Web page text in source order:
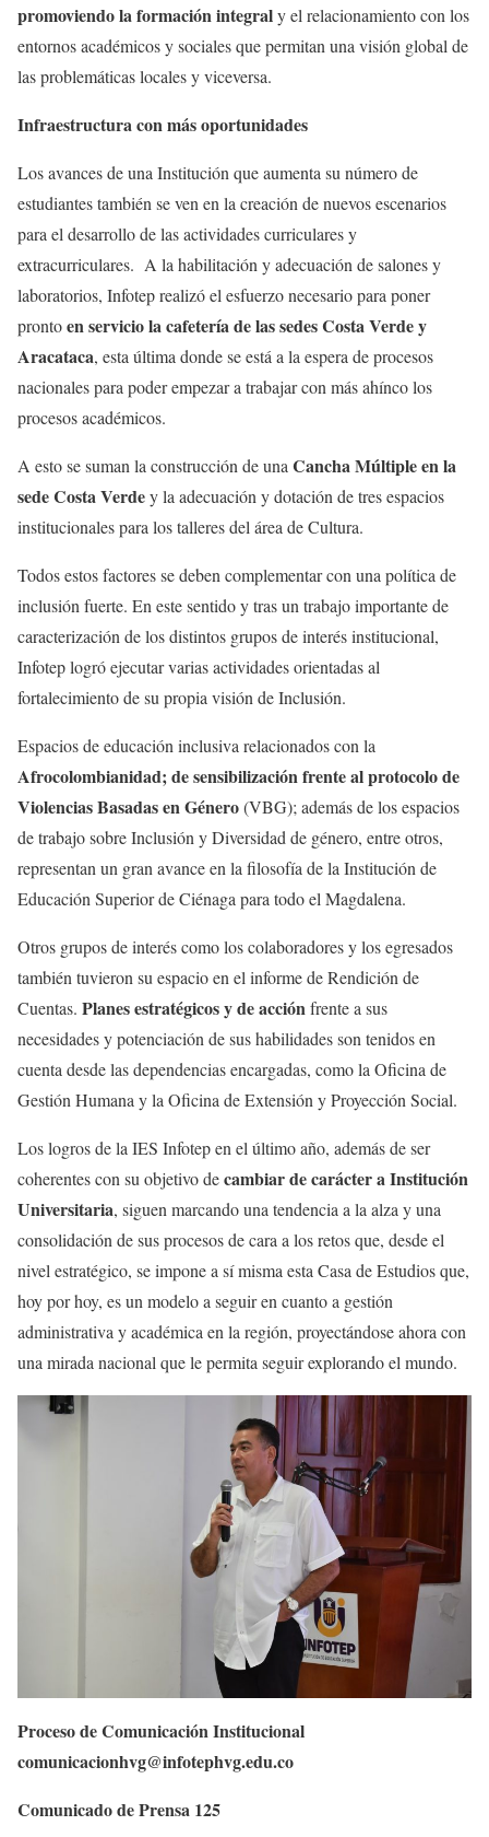
promoviendo la formación integraly el relacionamiento con los
entornos académicos y sociales que permitan una visión global de
las problemáticas locales y viceversa.
Infraestructura con más oportunidades
Los avances de una Institución que aumenta su número de
estudiantes también se ven en la creación de nuevos escenarios
para el desarrollo de las actividades curriculares y
extracurriculares. A la habilitación y adecuación de salones y
laboratorios, Infotep realizó el esfuerzo necesario para poner
prontoen servicio la cafetería de las sedes Costa Verde y
Aracataca, esta última donde se está a la espera de procesos
nacionales para poder empezar a trabajar con más ahínco los
procesos académicos.
A esto se suman la construcción de una Cancha Múltiple en la
sede Costa Verdey la adecuación y dotación de tres espacios
institucionales para los talleres del área de Cultura.
Todos estos factores se deben complementar con una política de
inclusión fuerte. En este sentido y tras un trabajo importante de
caracterización de los distintos grupos de interés institucional,
Infotep logró ejecutar varias actividades orientadas al
fortalecimiento de su propia visión de Inclusión.
Espacios de educación inclusiva relacionados con la
Afrocolombianidad; de sensibilización frente al protocolo de
Violencias Basadas en Género(VBG); además de los espacios
de trabajo sobre Inclusión y Diversidad de género, entre otros,
representan un gran avance en la filosofía de la Institución de
Educación Superior de Ciénaga para todo el Magdalena.
Otros grupos de interés como los colaboradores y los egresados
también tuvieron su espacio en el informe de Rendición de
Cuentas. Planes estratégicos y de acciónfrente a sus
necesidades y potenciación de sus habilidades son tenidos en
cuenta desde las dependencias encargadas, como la Oficina de
Gestión Humana y la Oficina de Extensión y Proyección Social.
Los logros de la IES Infotep en el último año, además de ser
coherentes con su objetivo decambiar de carácter a Institución
Universitaria, siguen marcando una tendencia a la alza y una
consolidación de sus procesos de cara a los retos que, desde el
nivel estratégico, se impone a sí misma esta Casa de Estudios que,
hoy por hoy, es un modelo a seguir en cuanto a gestión
administrativa y académica en la región, proyectándose ahora con
una mirada nacional que le permita seguir explorando el mundo.
Proceso de Comunicación Institucional
comunicacionhvg@infotephvg.edu.co
Comunicado de Prensa 125